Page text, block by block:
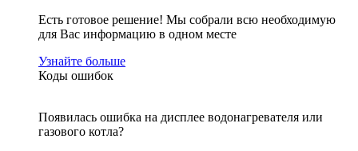
Есть готовое решение! Мы собрали всю необходимую
для Вас информацию в одном месте
Узнайте больше
Коды ошибок
Появилась ошибка на дисплее водонагревателя или
газового котла?